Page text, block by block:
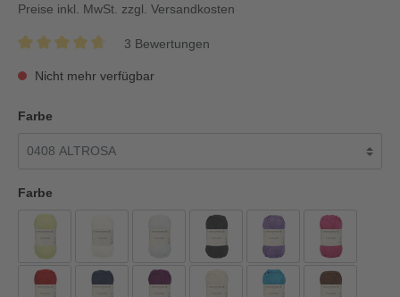
Preise inkl. MwSt. zzgl. Versandkosten
3 Bewertungen
Nicht mehr verfügbar
Farbe
Farbe